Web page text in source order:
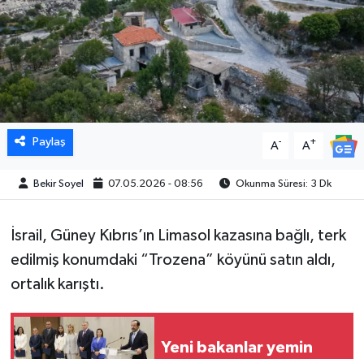
Paylaş A- A+
Bekir Soyel 07.05.2026 - 08:56 Okunma Süresi: 3 Dk
İsrail, Güney Kıbrıs’ın Limasol kazasına bağlı, terk
edilmiş konumdaki “Trozena” köyünü satın aldı,
ortalık karıştı.
Yeni bakanlar yemin